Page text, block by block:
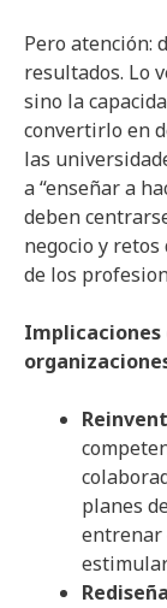
Pero atención:
resultados. Lo
sino la
convertirlo en
las
a “enseñar a
deben
negocio y
de los
planes
entrenar